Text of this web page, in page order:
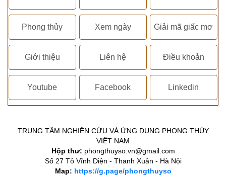
Phong thủy Xem ngày Giải mã giấc mơ
Giới thiệu Liên hệ Điều khoản
Youtube Facebook Linkedin
TRUNG TÂM NGHIÊN CỨU VÀ ỨNG DỤNG PHONG THỦY
VIỆT NAM
Hộp thư: phongthuyso.vn@gmail.com
Số 27 Tô Vĩnh Diện - Thanh Xuân - Hà Nội
Map: https://g.page/phongthuyso